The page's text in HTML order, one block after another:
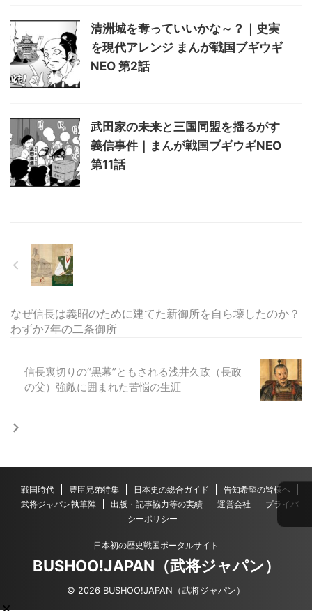
清洲城を奪っていいかな～？｜史実
を現代アレンジ まんが戦国ブギウギ
NEO 第2話
武田家の未来と三国同盟を揺るがす
義信事件｜まんが戦国ブギウギNEO
第11話
なぜ信長は義昭のために建てた新御所を自ら壊したのか？
わずか7年の二条御所
信長裏切りの“黒幕”ともされる浅井久政（長政
の父）強敵に囲まれた苦悩の生涯
戦国時代 豊臣兄弟特集 日本史の総合ガイド
告知希望の皆様へ
武将ジャパン執筆陣
出版・記事協力等の実績 運営会社
プライバ
シーポリシー
日本初の歴史戦国ポータルサイト
BUSHOO!JAPAN（武将ジャパン）
© 2026 BUSHOO!JAPAN（武将ジャパン）